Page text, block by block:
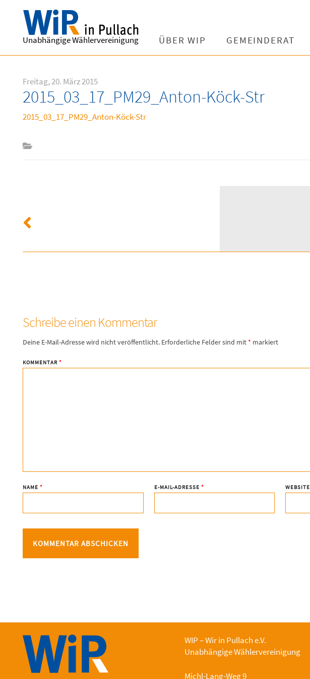
Unabhängige Wählervereinigung ÜBER WIP GEMEINDERAT
Freitag, 20. März 2015
2015_03_17_PM29_Anton-Köck-Str
2015_03_17_PM29_Anton-Köck-Str
Schreibe einen Kommentar
Deine E-Mail-Adresse wird nicht veröffentlicht. Erforderliche Felder sind mit * markiert
KOMMENTAR *
NAME * E-MAIL-ADRESSE * WEBSITE
WIP – Wir in Pullach e.V.
Unabhängige Wählervereinigung
Michl-Lang-Weg 9